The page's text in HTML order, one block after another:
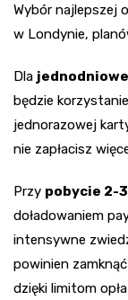
Wybór najlepszej
w Londynie,
Dla
będzie
jednorazowej
nie zapłacisz
Przy pobycie 2-
doładowaniem
intensywne
powinien
dzięki limitom